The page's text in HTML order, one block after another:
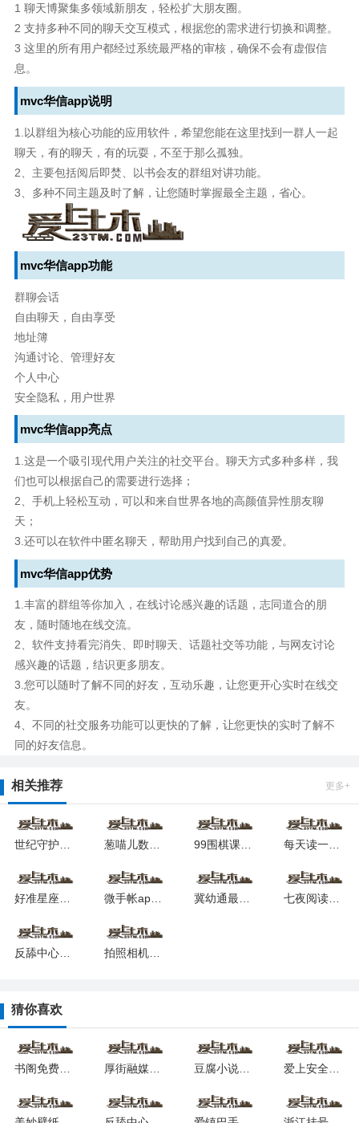
1 聊天博聚集多领域新朋友，轻松扩大朋友圈。
2 支持多种不同的聊天交互模式，根据您的需求进行切换和调整。
3 这里的所有用户都经过系统最严格的审核，确保不会有虚假信
息。
mvc华信app说明
1.以群组为核心功能的应用软件，希望您能在这里找到一群人一起
聊天，有的聊天，有的玩耍，不至于那么孤独。
2、主要包括阅后即焚、以书会友的群组对讲功能。
3、多种不同主题及时了解，让您随时掌握最全主题，省心。
mvc华信app功能
群聊会话
自由聊天，自由享受
地址簿
沟通讨论、管理好友
个人中心
安全隐私，用户世界
mvc华信app亮点
1.这是一个吸引现代用户关注的社交平台。聊天方式多种多样，我
们也可以根据自己的需要进行选择；
2、手机上轻松互动，可以和来自世界各地的高颜值异性朋友聊
天；
3.还可以在软件中匿名聊天，帮助用户找到自己的真爱。
mvc华信app优势
1.丰富的群组等你加入，在线讨论感兴趣的话题，志同道合的朋
友，随时随地在线交流。
2、软件支持看完消失、即时聊天、话题社交等功能，与网友讨论
感兴趣的话题，结识更多朋友。
3.您可以随时了解不同的好友，互动乐趣，让您更开心实时在线交
友。
4、不同的社交服务功能可以更快的了解，让您更快的实时了解不
同的好友信息。
相关推荐 更多+
99围棋课堂安卓版下载2024 每天读一点英文软件安卓下载最新版
好准星座app手机版下载 微手帐app下载手机版 冀幼通最新版本2024下载(翼幼通) 七夜阅读app下载
反舔中心app软件下载最新版 拍照相机王app免费下载
猜你喜欢
书阁免费小说阅读器app下载 厚街融媒app下载安装 豆腐小说app下载安装 爱上安全最新版安卓下载